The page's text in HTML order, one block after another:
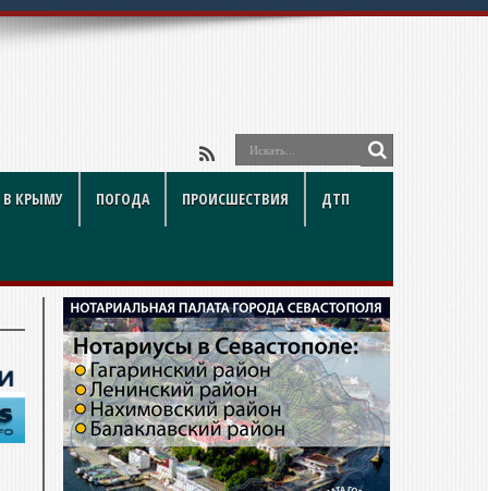
КРЫМУ ПОГОДА ПРОИСШЕСТВИЯ ДТП